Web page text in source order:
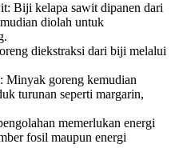
Biji kelapa sawit dipanen dari
diolah untuk
diekstraksi dari biji melalui
Minyak goreng kemudian
turunan seperti margarin,
memerlukan energi
fosil maupun energi